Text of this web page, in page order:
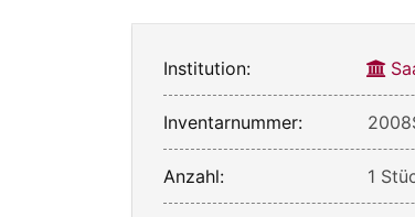
Institution:
Inventarnummer:
Anzahl: 1